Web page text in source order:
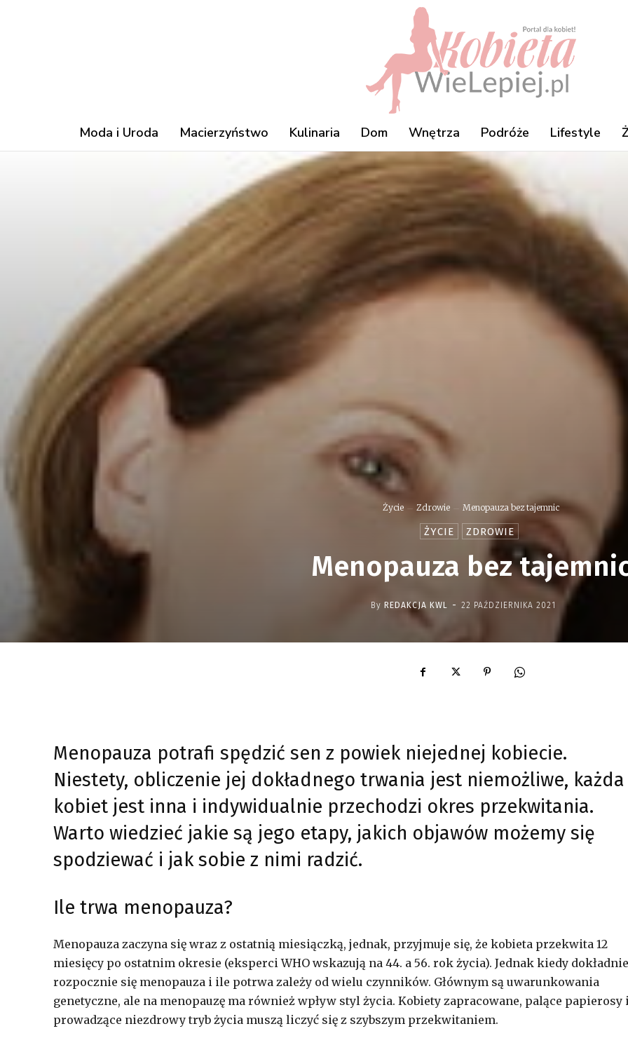
Moda i Uroda Macierzyństwo Kulinaria Dom Wnętrza Podróże Lifestyle
Życie Zdrowie Menopauza bez tajemnic
ŻYCIE ZDROWIE
Menopauza bez
By REDAKCJA KWL - 22 PAŹDZIERNIKA 2021
Menopauza potrafi spędzić sen z powiek niejednej kobiecie.
Niestety, obliczenie jej dokładnego trwania jest niemożliwe, każda
kobiet jest inna i indywidualnie przechodzi okres przekwitania.
Warto wiedzieć jakie są jego etapy, jakich objawów możemy się
spodziewać i jak sobie z nimi radzić.
Ile trwa menopauza?
Menopauza zaczyna się wraz z ostatnią miesiączką, jednak, przyjmuje się, że kobieta przekwita 12
miesięcy po ostatnim okresie (eksperci WHO wskazują na 44. a 56. rok życia). Jednak kiedy dokładnie
rozpocznie się menopauza i ile potrwa zależy od wielu czynników. Głównym są uwarunkowania
genetyczne, ale na menopauzę ma również wpływ styl życia. Kobiety zapracowane, palące papierosy
prowadzące niezdrowy tryb życia muszą liczyć się z szybszym przekwitaniem.